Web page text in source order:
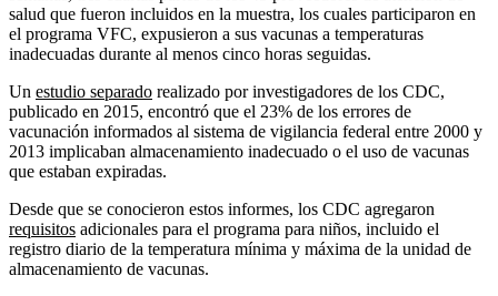
salud que fueron incluidos en la muestra, los cuales participaron en
el programa VFC, expusieron a sus vacunas a temperaturas
inadecuadas durante al menos cinco horas seguidas.
Un estudio separado realizado por investigadores de los CDC,
publicado en 2015, encontró que el 23% de los errores de
vacunación informados al sistema de vigilancia federal entre 2000 y
2013 implicaban almacenamiento inadecuado o el uso de vacunas
que estaban expiradas.
Desde que se conocieron estos informes, los CDC agregaron
requisitos adicionales para el programa para niños, incluido el
registro diario de la temperatura mínima y máxima de la unidad de
almacenamiento de vacunas.